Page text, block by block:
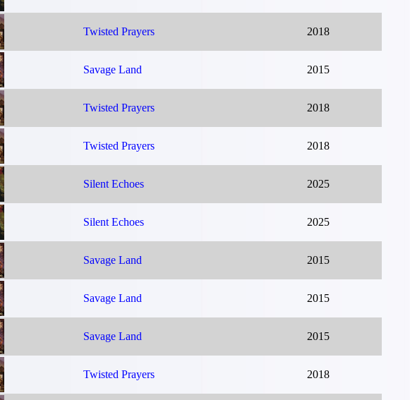
Twisted Prayers 2018
Savage Land 2015
Twisted Prayers 2018
Twisted Prayers 2018
Silent Echoes 2025
Silent Echoes 2025
Savage Land 2015
Savage Land 2015
Savage Land 2015
Twisted Prayers 2018